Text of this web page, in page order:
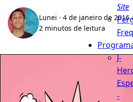
Site
J-
-
Lunei · 4 de janeiro de 2016
2 minutos de leitura